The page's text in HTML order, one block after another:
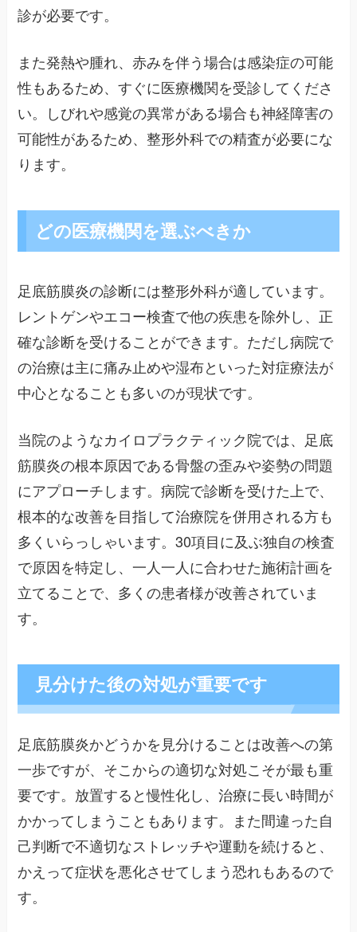
診が必要です。
また発熱や腫れ、赤みを伴う場合は感染症の可能
性もあるため、すぐに医療機関を受診してくださ
い。しびれや感覚の異常がある場合も神経障害の
可能性があるため、整形外科での精査が必要にな
ります。
どの医療機関を選ぶべきか
足底筋膜炎の診断には整形外科が適しています。
レントゲンやエコー検査で他の疾患を除外し、正
確な診断を受けることができます。ただし病院で
の治療は主に痛み止めや湿布といった対症療法が
中心となることも多いのが現状です。
当院のようなカイロプラクティック院では、足底
筋膜炎の根本原因である骨盤の歪みや姿勢の問題
にアプローチします。病院で診断を受けた上で、
根本的な改善を目指して治療院を併用される方も
多くいらっしゃいます。30項目に及ぶ独自の検査
で原因を特定し、一人一人に合わせた施術計画を
立てることで、多くの患者様が改善されていま
す。
見分けた後の対処が重要です
足底筋膜炎かどうかを見分けることは改善への第
一歩ですが、そこからの適切な対処こそが最も重
要です。放置すると慢性化し、治療に長い時間が
かかってしまうこともあります。また間違った自
己判断で不適切なストレッチや運動を続けると、
かえって症状を悪化させてしまう恐れもあるので
す。